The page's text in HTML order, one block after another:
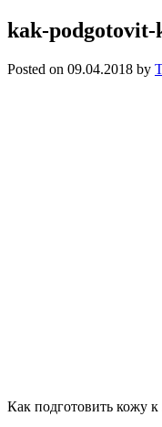
kak-
Posted on 09.04.2018 by
Как подготовить кожу к